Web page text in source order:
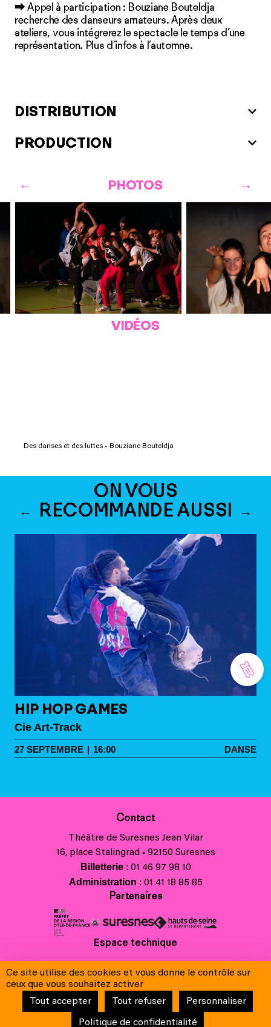
⮕Appel à participation : Bouziane Bouteldja
recherche des danseurs amateurs. Après deux
ateliers, vous intégrerez le spectacle le temps d’une
représentation. Plus d’infos à l’automne.
DISTRIBUTION
PRODUCTION
PHOTOS
VIDÉOS
Des danses et des luttes - Bouziane Bouteldja
ON VOUS
RECOMMANDE AUSSI
HIP HOP GAMES
Cie Art-Track
27 SEPTEMBRE | 16:00 DANSE
Contact
Théâtre de Suresnes Jean Vilar
16, place Stalingrad • 92150 Suresnes
Billetterie: 01 46 97 98 10
Administration : 01 41 18 85 85
Partenaires
Espace technique
Contacts
Crédits
Mentions légales & Charte de protection des données
Conditions générales de vente
Ce site utilise des cookies et vous donne le contrôle sur
ceux que vous souhaitez activer
Tout accepter
Tout refuser Personnaliser
Politique de confidentialité